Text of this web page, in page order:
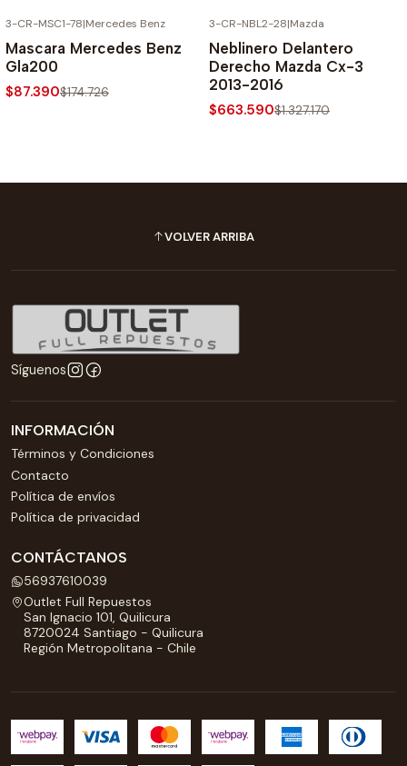
3-CR-MSC1-78|Mercedes Benz
Mascara Mercedes Benz
Gla200
$87.390$174.726
3-CR-NBL2-28|Mazda
Neblinero Delantero
Derecho Mazda Cx-3
2013-2016
$663.590$1.327.170
VOLVER ARRIBA
Síguenos
INFORMACIÓN
Términos y Condiciones
Contacto
Política de envíos
Política de privacidad
CONTÁCTANOS
56937610039
Outlet Full Repuestos
San Ignacio 101, Quilicura
8720024 Santiago - Quilicura
Región Metropolitana - Chile